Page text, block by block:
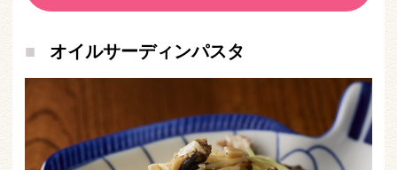
オイルサーディンパスタ